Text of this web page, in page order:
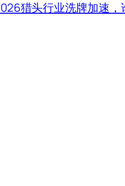
猎头行业洗牌加速，